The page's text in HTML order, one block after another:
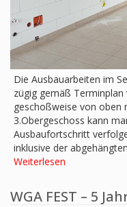
Die Ausbauarbeiten im
zügig gemäß
geschoßweise von oben
3.Obergeschoss kann
Ausbaufortschritt
inklusive der
Weiterlesen
WGA FEST – 5